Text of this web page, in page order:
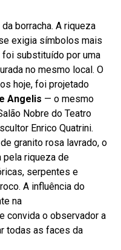
borracha. A riqueza
exigia símbolos mais
substituído por uma
no mesmo local. O
hoje, foi projetado
Angelis — o mesmo
Nobre do Teatro
Enrico Quatrini.
granito rosa lavrado, o
riqueza de
serpentes e
A influência do
na
convida o observador a
todas as faces da